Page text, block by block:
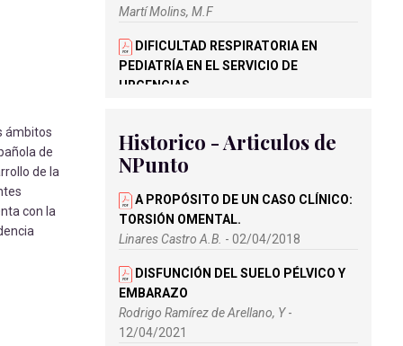
ámbitos
de
de la
con la
Martí Molins, M.F
DIFICULTAD RESPIRATORIA EN
PEDIATRÍA EN EL SERVICIO DE
URGENCIAS
TRANSPORTE DE PACIENTES
PEDIÁTRICOS CON ENFERMEDAD
Ranera Díaz, F.F
Historico - Articulos de
NPunto
A PROPÓSITO DE UN CASO CLÍNICO:
TORSIÓN OMENTAL.
Linares Castro A.B. - 02/04/2018
DISFUNCIÓN DEL SUELO PÉLVICO Y
EMBARAZO
Rodrigo Ramírez de Arellano, Y-
12/04/2021